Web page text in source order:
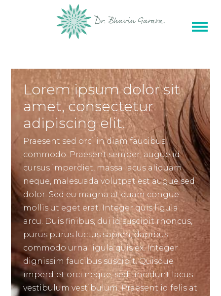
Lorem ipsum dolor sit
amet, consectetur
adipiscing elit.
Praesent sed orci in diam faucibus
commodo. Praesent semper, augue id
cursus imperdiet, massa lacus aliquam
neque, malesuada volutpat est augue sed
dolor. Sed eu magna at quam congue
mollis ut eget erat. Integer quis ligula
arcu. Duis finibus, dui id suscipit rhoncus,
purus purus luctus sapien, dapibus
commodo urna ligula quis ex. Integer
dignissim faucibus suscipit. Quisque
imperdiet orci neque, sed tincidunt lacus
vestibulum vestibulum. Praesent id felis at